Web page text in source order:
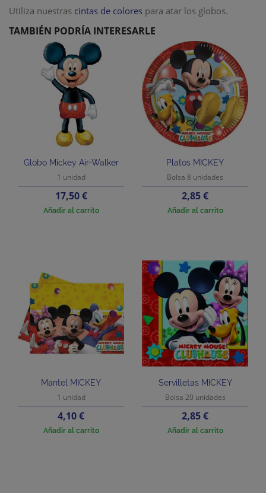
Utiliza nuestras cintas de colores para atar los globos.
TAMBIÉN PODRÍA INTERESARLE
Globo Mickey Air-Walker
1 unidad
Precio
17,50 €
Añadir al carrito
Platos MICKEY
Bolsa 8 unidades
Precio
2,85 €
Añadir al carrito
Mantel MICKEY
1 unidad
Precio
4,10 €
Añadir al carrito
Servilletas MICKEY
Bolsa 20 unidades
Precio
2,85 €
Añadir al carrito